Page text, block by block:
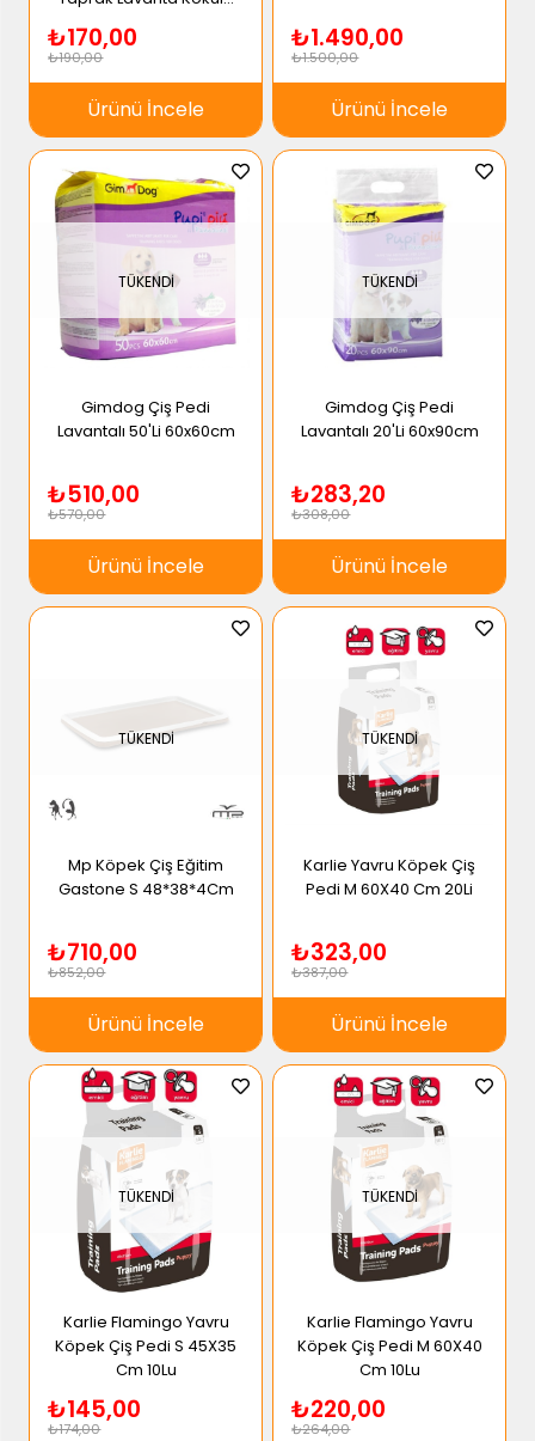
4lü Paket
₺170,00
₺190,00
Ürünü İncele
₺1.490,00
₺1.500,00
Ürünü İncele
TÜKENDI
Gimdog Çiş Pedi
Lavantalı 50'Li 60x60cm
₺510,00
₺570,00
Ürünü İncele
TÜKENDI
Gimdog Çiş Pedi
Lavantalı 20'Li 60x90cm
₺283,20
₺308,00
Ürünü İncele
TÜKENDI
Mp Köpek Çiş Eğitim
Gastone S 48*38*4Cm
₺710,00
₺852,00
Ürünü İncele
TÜKENDI
Karlie Yavru Köpek Çiş
Pedi M 60X40 Cm 20Li
₺323,00
₺387,00
Ürünü İncele
TÜKENDI
Karlie Flamingo Yavru
Köpek Çiş Pedi S 45X35
Cm 10Lu
₺145,00
₺174,00
TÜKENDI
Karlie Flamingo Yavru
Köpek Çiş Pedi M 60X40
Cm 10Lu
₺220,00
₺264,00